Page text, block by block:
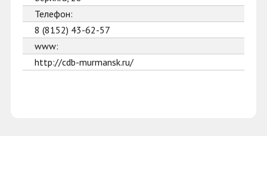
Телефон:
8 (8152) 43-62-57
www:
http://cdb-murmansk.ru/